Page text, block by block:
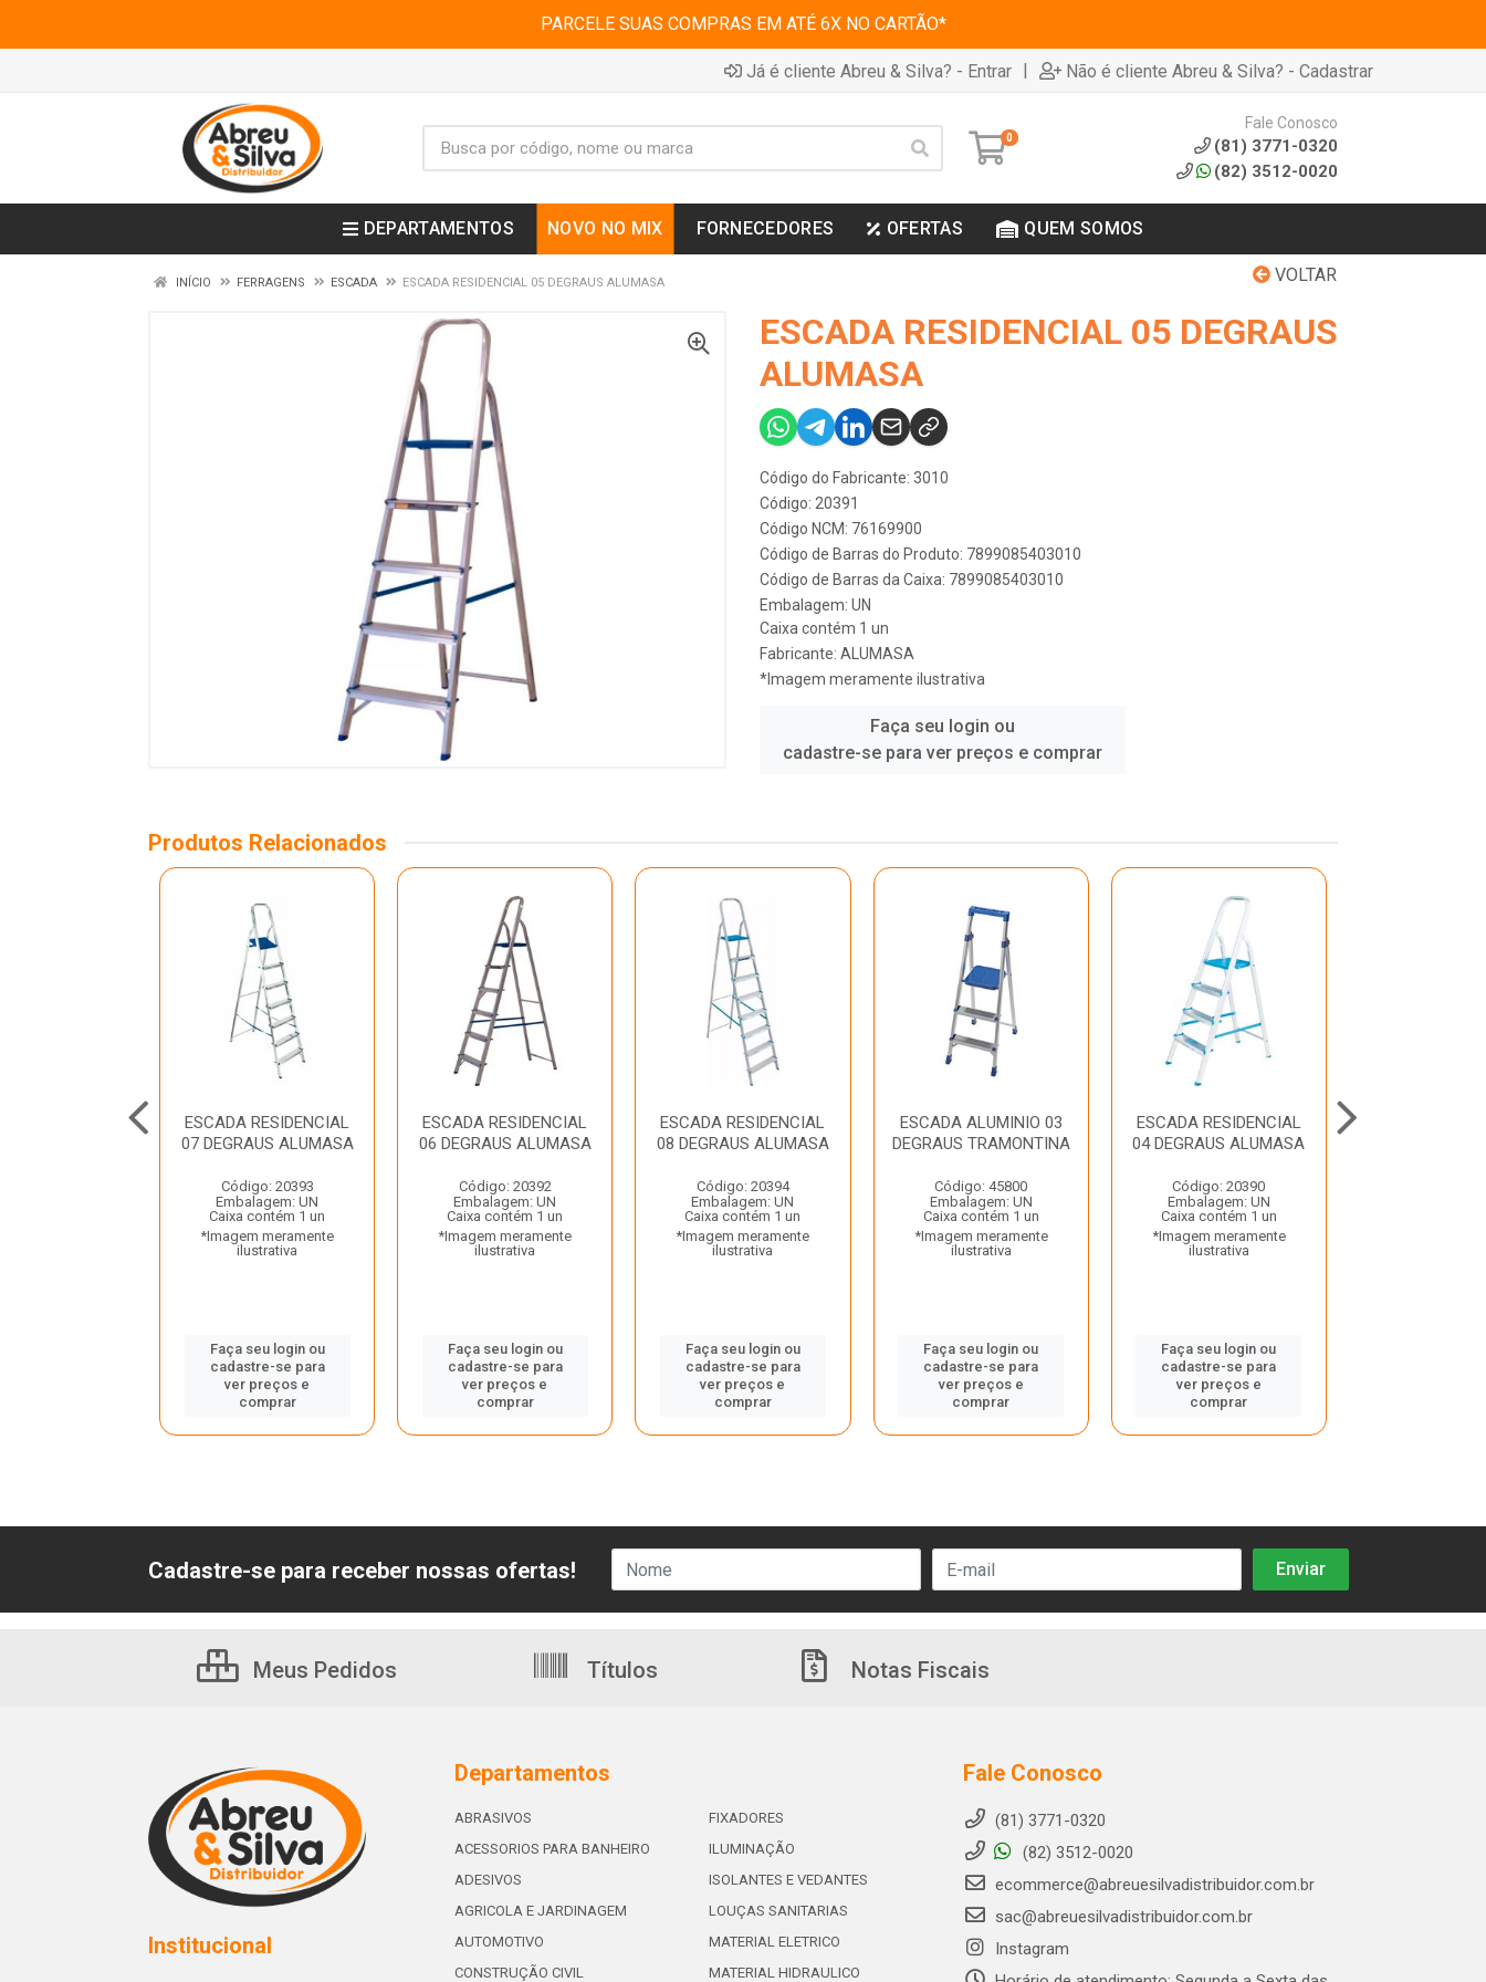
PARCELE SUAS COMPRAS EM ATÉ 6X NO CARTÃO*
Já é cliente Abreu & Silva? - Entrar | Não é cliente Abreu & Silva? - Cadastrar
0
Fale Conosco
(81) 3771-0320
(82) 3512-0020
DEPARTAMENTOS NOVO NO MIX FORNECEDORES OFERTAS QUEM SOMOS
VOLTAR
INÍCIO FERRAGENS ESCADA ESCADA RESIDENCIAL 05 DEGRAUS ALUMASA
ESCADA RESIDENCIAL 05 DEGRAUS
ALUMASA
Código do Fabricante: 3010
Código: 20391
Código NCM: 76169900
Código de Barras do Produto: 7899085403010
Código de Barras da Caixa: 7899085403010
Embalagem: UN
Caixa contém 1 un
Fabricante: ALUMASA
*Imagem meramente ilustrativa
Faça seu login ou
cadastre-se para ver preços e comprar
Produtos Relacionados
ESCADA RESIDENCIAL
07 DEGRAUS ALUMASA
Código: 20393
Embalagem: UN
Caixa contém 1 un
*Imagem meramente
ilustrativa
Faça seu login ou
cadastre-se para
ver preços e
comprar
ESCADA RESIDENCIAL
06 DEGRAUS ALUMASA
Código: 20392
Embalagem: UN
Caixa contém 1 un
*Imagem meramente
ilustrativa
Faça seu login ou
cadastre-se para
ver preços e
comprar
ESCADA RESIDENCIAL
08 DEGRAUS ALUMASA
Código: 20394
Embalagem: UN
Caixa contém 1 un
*Imagem meramente
ilustrativa
Faça seu login ou
cadastre-se para
ver preços e
comprar
ESCADA ALUMINIO 03
DEGRAUS TRAMONTINA
Código: 45800
Embalagem: UN
Caixa contém 1 un
*Imagem meramente
ilustrativa
Faça seu login ou
cadastre-se para
ver preços e
comprar
ESCADA RESIDENCIAL
04 DEGRAUS ALUMASA
Código: 20390
Embalagem: UN
Caixa contém 1 un
*Imagem meramente
ilustrativa
Faça seu login ou
cadastre-se para
ver preços e
comprar
Cadastre-se para receber nossas ofertas!
Meus Pedidos Títulos Notas Fiscais
Institucional
Departamentos
ABRASIVOS
ACESSORIOS PARA BANHEIRO
ADESIVOS
AGRICOLA E JARDINAGEM
AUTOMOTIVO
CONSTRUÇÃO CIVIL
FIXADORES
ILUMINAÇÃO
ISOLANTES E VEDANTES
LOUÇAS SANITARIAS
MATERIAL ELETRICO
MATERIAL HIDRAULICO
Fale Conosco
(81) 3771-0320
(82) 3512-0020
ecommerce@abreuesilvadistribuidor.com.br
sac@abreuesilvadistribuidor.com.br
Instagram